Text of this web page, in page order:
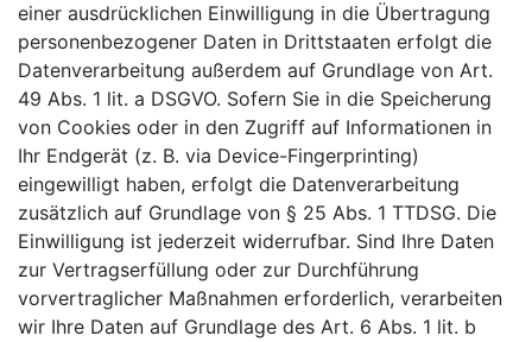
einer ausdrücklichen Einwilligung in die Übertragung
personenbezogener Daten in Drittstaaten erfolgt die
Datenverarbeitung außerdem auf Grundlage von Art.
49 Abs. 1 lit. a DSGVO. Sofern Sie in die Speicherung
von Cookies oder in den Zugriff auf Informationen in
Ihr Endgerät (z. B. via Device-Fingerprinting)
eingewilligt haben, erfolgt die Datenverarbeitung
zusätzlich auf Grundlage von § 25 Abs. 1 TTDSG. Die
Einwilligung ist jederzeit widerrufbar. Sind Ihre Daten
zur Vertragserfüllung oder zur Durchführung
vorvertraglicher Maßnahmen erforderlich, verarbeiten
wir Ihre Daten auf Grundlage des Art. 6 Abs. 1 lit. b